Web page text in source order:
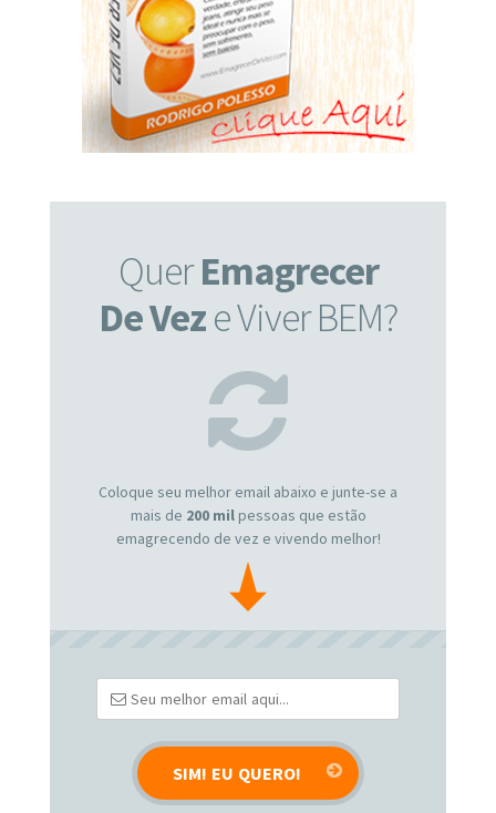
QuerEmagrecer
De Veze Viver BEM?
Coloque seu melhor email abaixo e junte-se a
mais de 200 milpessoas que estão
emagrecendo de vez e vivendo melhor!